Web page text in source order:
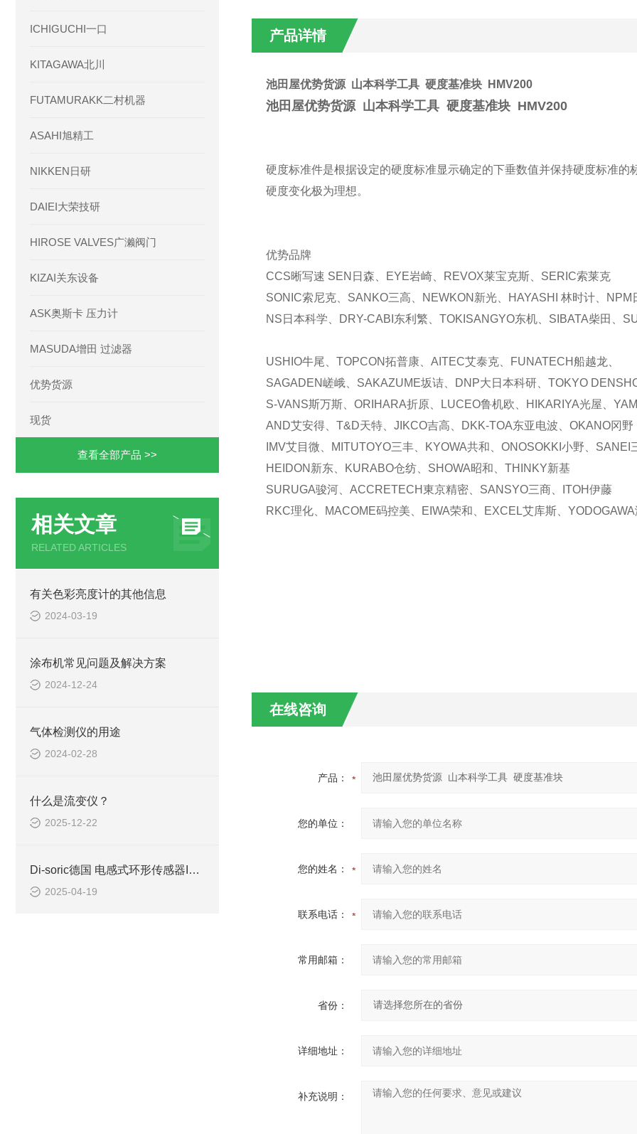
ICHIGUCHI一口
KITAGAWA北川
FUTAMURAKK二村机器
ASAHI旭精工
NIKKEN日研
DAIEI大荣技研
HIROSE VALVES广濑阀门
KIZAI关东设备
ASK奥斯卡 压力计
MASUDA增田 过滤器
优势货源
现货
查看全部产品 >>
相关文章
RELATED ARTICLES
有关色彩亮度计的其他信息
2024-03-19
涂布机常见问题及解决方案
2024-12-24
气体检测仪的用途
2024-02-28
什么是流变仪？
2025-12-22
Di-soric德国 电感式环形传感器IRB 10 NS-B3
2025-04-19
产品详情
池田屋优势货源 山本科学工具 硬度基准块 HMV200
池田屋优势货源 山本科学工具 硬度基准块 HMV200
硬度标准件是根据设定的硬度标准显示确定的下垂数值并保持硬度标准的
硬度变化极为理想。
优势品牌
CCS晰写速 SEN日森、EYE岩崎、REVOX莱宝克斯、SERIC索莱克
SONIC索尼克、SANKO三高、NEWKON新光、HAYASHI 林时计、NPM
NS日本科学、DRY-CABI东利繁、TOKISANGYO东机、SIBATA柴田、
USHIO牛尾、TOPCON拓普康、AITEC艾泰克、FUNATECH船越龙、
SAGADEN嵯峨、SAKAZUME坂诘、DNP大日本科研、TOKYO
S-VANS斯万斯、ORIHARA折原、LUCEO鲁机欧、HIKARIYA光屋、
AND艾安得、T&D天特、JIKCO吉高、DKK-TOA东亚电波、OKANO冈野
IMV艾目微、MITUTOYO三丰、KYOWA共和、ONOSOKKI小野、SANEI
HEIDON新东、KURABO仓纺、SHOWA昭和、THINKY新基
SURUGA骏河、ACCRETECH東京精密、SANSYO三商、ITOH伊藤
RKC理化、MACOME码控美、EIWA荣和、EXCEL艾库斯、
在线咨询
产品：
您的单位：
您的姓名：
联系电话：
常用邮箱：
省份：
详细地址：
补充说明：